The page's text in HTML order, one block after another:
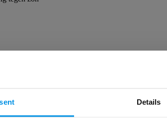
Details
frisse en jongere huid,... Wil je meer